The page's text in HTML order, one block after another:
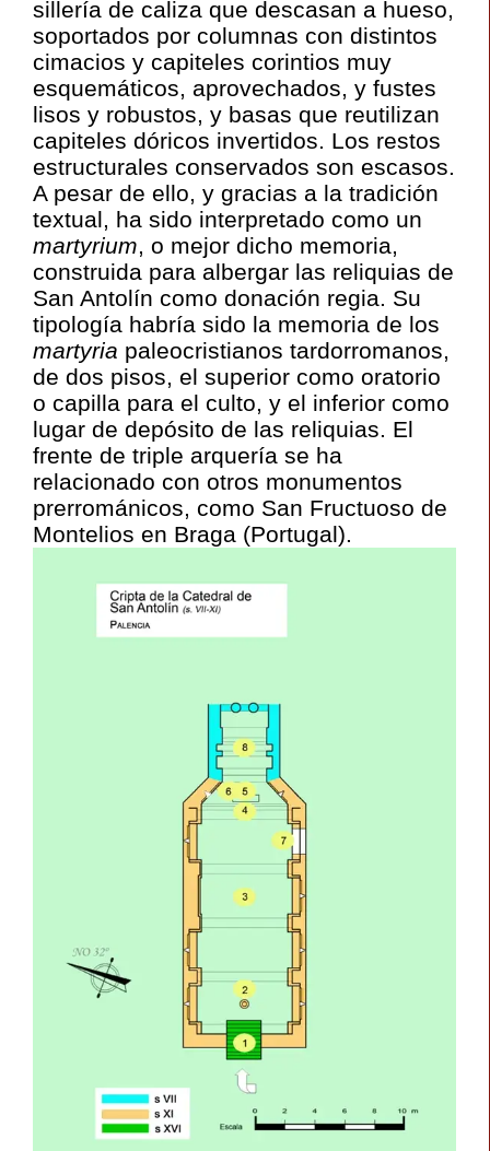
sillería de caliza que descasan a hueso,
soportados por columnas con distintos
cimacios y capiteles corintios muy
esquemáticos, aprovechados, y fustes
lisos y robustos, y basas que reutilizan
capiteles dóricos invertidos. Los restos
estructurales conservados son escasos.
A pesar de ello, y gracias a la tradición
textual, ha sido interpretado como un
martyrium, o mejor dicho memoria,
construida para albergar las reliquias de
San Antolín como donación regia. Su
tipología habría sido la memoria de los
martyria paleocristianos tardorromanos,
de dos pisos, el superior como oratorio
o capilla para el culto, y el inferior como
lugar de depósito de las reliquias. El
frente de triple arquería se ha
relacionado con otros monumentos
prerrománicos, como San Fructuoso de
Montelios en Braga (Portugal).